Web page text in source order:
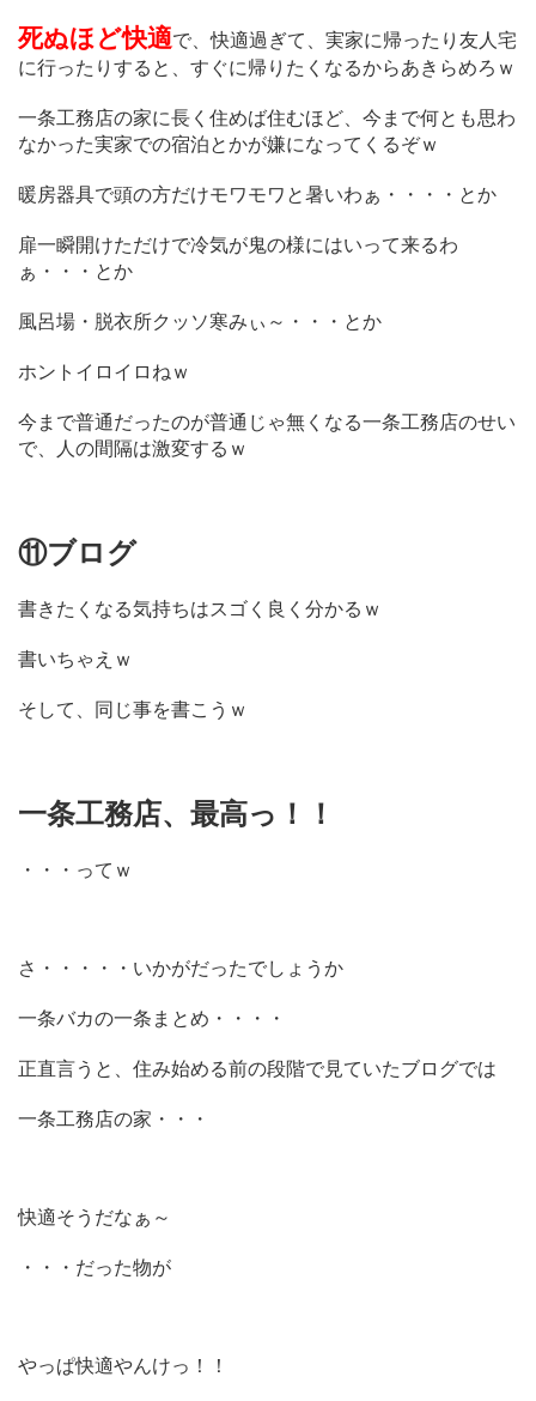
死ぬほど快適で、快適過ぎて、実家に帰ったり友人宅
に行ったりすると、すぐに帰りたくなるからあきらめろｗ
一条工務店の家に長く住めば住むほど、今まで何とも思わ
なかった実家での宿泊とかが嫌になってくるぞｗ
暖房器具で頭の方だけモワモワと暑いわぁ・・・・とか
扉一瞬開けただけで冷気が鬼の様にはいって来るわ
ぁ・・・とか
風呂場・脱衣所クッソ寒みぃ～・・・とか
ホントイロイロねｗ
今まで普通だったのが普通じゃ無くなる一条工務店のせい
で、人の間隔は激変するｗ
⑪ブログ
書きたくなる気持ちはスゴく良く分かるｗ
書いちゃえｗ
そして、同じ事を書こうｗ
一条工務店、最高っ！！
・・・ってｗ
さ・・・・・いかがだったでしょうか
一条バカの一条まとめ・・・・
正直言うと、住み始める前の段階で見ていたブログでは
一条工務店の家・・・
快適そうだなぁ～
・・・だった物が
やっぱ快適やんけっ！！